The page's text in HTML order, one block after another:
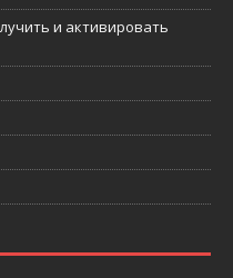
и активировать